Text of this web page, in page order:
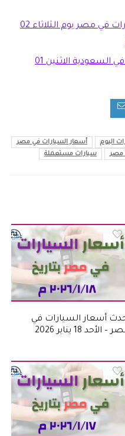
دليلك الكامل: أحدث أسعار السيارات في مصر يوم الثلاثاء 02
نشرة اقتصادية: أسعار السيارات في السعودية الاثنين 01
اليوم
أسعار السيارات في مصر
مصر سيارات مستعملة
أسعار السيارات في
– الأحد 18 يناير 2026